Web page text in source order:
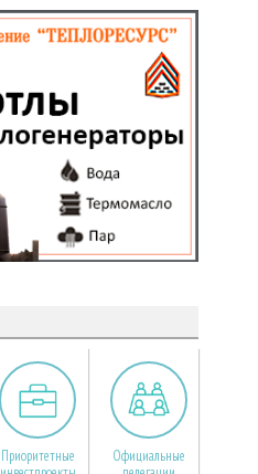
Приоритетные
Официальные